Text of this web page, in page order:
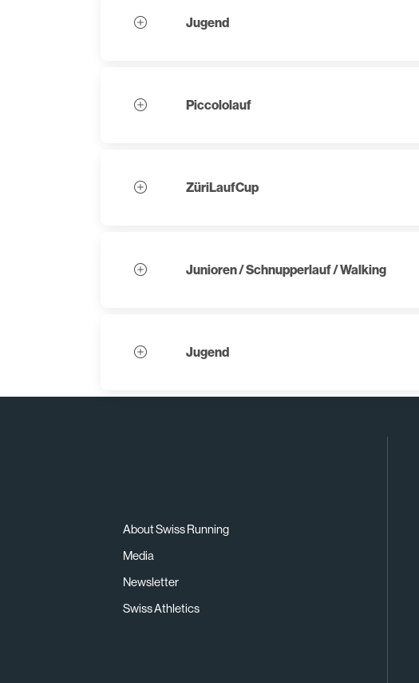
Jugend
Piccololauf
ZüriLaufCup
Junioren / Schnupperlauf / Walking
Jugend
About Swiss Running
Media
Newsletter
Swiss Athletics